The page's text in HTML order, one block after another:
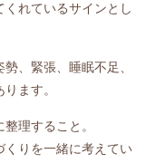
れているサインとし
、緊張、睡眠不足、
ます。
理すること。
くりを一緒に考えてい